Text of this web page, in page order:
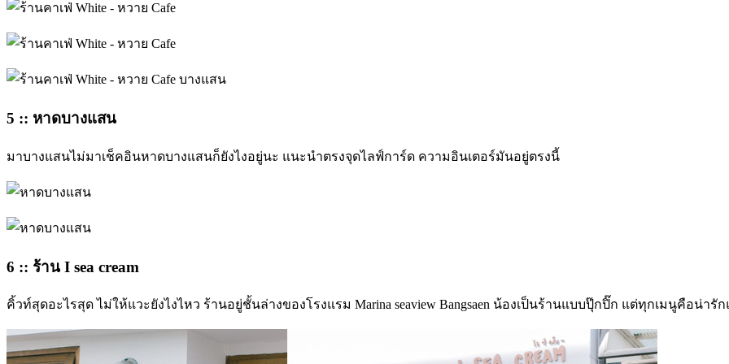
5 :: หาดบางแสน
มาบางแสนไม่มาเช็คอินหาดบางแสนก็ยังไงอยู่นะ แนะนำตรงจุดไลฟ์การ์ด ความอินเตอร์มันอยู่ตรงนี้
6 :: ร้าน I sea cream
คิ้วท์สุดอะไรสุด ไม่ให้แวะยังไงไหว ร้านอยู่ชั้นล่างของโรงแรม Marina seaview Bangsaen น้องเป็นร้านแบบปุ๊กปิ๊ก แต่ทุกเมนูคือน่ารั